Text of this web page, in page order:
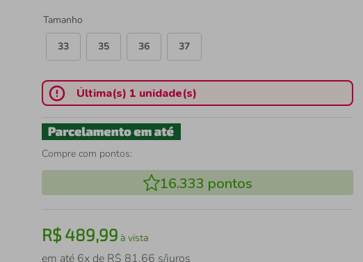
Tamanho
33
35 36 37
Última(s) 1 unidade(s)
Compre com pontos:
16.333 pontos
R$489,99 à vista
em até 6x de R$ 81,66 s/juros